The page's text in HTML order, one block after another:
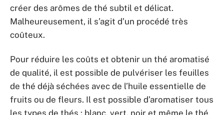
créer des arômes de thé subtil et délicat.
Malheureusement, il s’agit d’un procédé très
coûteux.
Pour réduire les coûts et obtenir un thé aromatisé
de qualité, il est possible de pulvériser les feuilles
de thé déjà séchées avec de l’huile essentielle de
fruits ou de fleurs. Il est possible d’aromatiser tous